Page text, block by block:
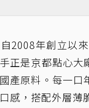
自2008年創立以
正是京都點心
產原料。每一
感，搭配外層